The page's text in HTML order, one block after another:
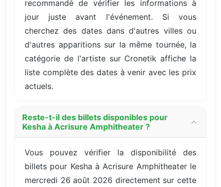
recommandé de vérifier les informations à
jour juste avant l'événement. Si vous
cherchez des dates dans d'autres villes ou
d'autres apparitions sur la même tournée, la
catégorie de l'artiste sur Cronetik affiche la
liste complète des dates à venir avec les prix
actuels.
Reste-t-il des billets disponibles pour
Kesha à Acrisure Amphitheater ?
Vous pouvez vérifier la disponibilité des
billets pour Kesha à Acrisure Amphitheater le
mercredi 26 août 2026 directement sur cette